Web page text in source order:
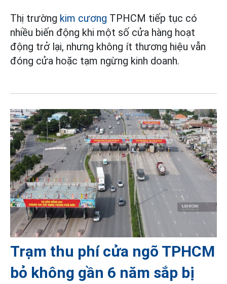
Thị trường kim cương TPHCM tiếp tục có
nhiều biến động khi một số cửa hàng hoạt
động trở lại, nhưng không ít thương hiệu vẫn
đóng cửa hoặc tạm ngừng kinh doanh.
Trạm thu phí cửa ngõ TPHCM
bỏ không gần 6 năm sắp bị